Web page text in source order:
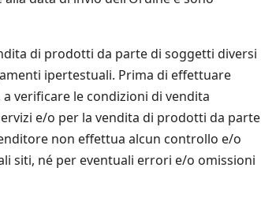
di prodotti da parte di soggetti diversi
ipertestuali. Prima di effettuare
verificare le condizioni di vendita
e/o per la vendita di prodotti da parte
non effettua alcun controllo e/o
siti, né per eventuali errori e/o omissioni